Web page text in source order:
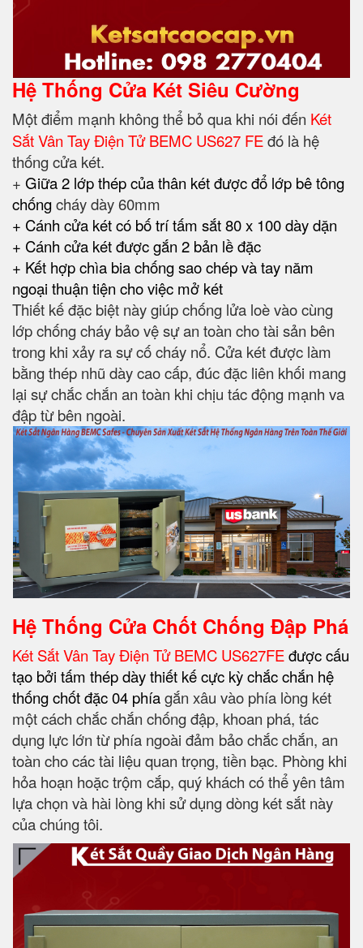
Hệ Thống Cửa Két Siêu Cường
Một điểm mạnh không thể bỏ qua khi nói đến Két
Sắt Vân Tay Điện Tử BEMC US627 FEđó là hệ
thống cửa két.
+ Giữa 2 lớp thép của thân két được đổ lớp bê tông
chốngcháy dày 60mm
+ Cánh cửa két có bố trí tấm sắt 80 x 100 dày dặn
+ Cánh cửa két được gắn 2 bản lề đặc
+ Kết hợp chìa bia chống sao chép và tay năm
ngoại thuận tiện cho việc mở két
Thiết kế đặc biệt này giúp chống lửa loè vào cùng
lớp chống cháy bảo vệ sự an toàn cho tài sản bên
trong khi xảy ra sự cố cháy nổ. Cửa két được làm
bằng thép nhũ dày cao cấp, đúc đặc liên khối mang
lại sự chắc chắn an toàn khi chịu tác động mạnh va
đập từ bên ngoài.
Hệ Thống Cửa Chốt Chống Đập Phá
Két Sắt Vân Tay Điện Tử BEMC US627FEđược cấu
tạo bởi tấm thép dày thiết kế cực kỳ chắc chắn hệ
thống chốt đặc 04 phíagắn xâu vào phía lòng két
một cách chắc chắn chống đập, khoan phá, tác
dụng lực lớn từ phía ngoài đảm bảo chắc chắn, an
toàn cho các tài liệu quan trọng, tiền bạc. Phòng khi
hỏa hoạn hoặc trộm cắp, quý khách có thể yên tâm
lựa chọn và hài lòng khi sử dụng dòng két sắt này
của chúng tôi.